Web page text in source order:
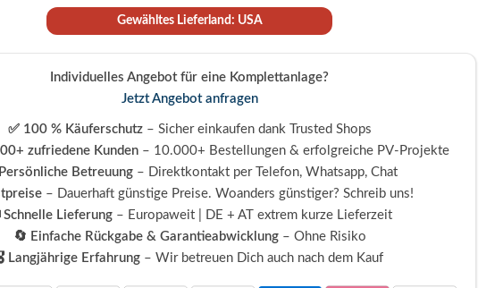
Gewähltes Lieferland: USA
Individuelles Angebot für eine Komplettanlage?
Jetzt Angebot anfragen
✅ 100 % Käuferschutz– Sicher einkaufen dank Trusted Shops
zufriedene Kunden – 10.000+ Bestellungen & erfolgreiche PV-Projekte
Betreuung – Direktkontakt per Telefon, Whatsapp, Chat
– Dauerhaft günstige Preise. Woanders günstiger? Schreib uns!
Schnelle Lieferung – Europaweit | DE + AT extrem kurze Lieferzeit
🔄 Einfache Rückgabe & Garantieabwicklung– Ohne Risiko
Langjährige Erfahrung– Wir betreuen Dich auch nach dem Kauf